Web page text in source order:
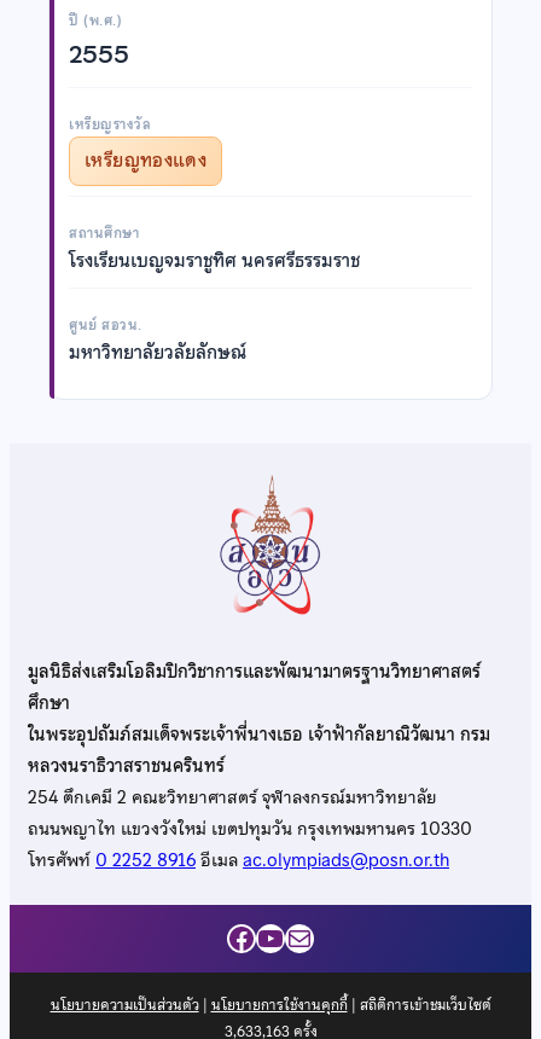
ปี (พ.ศ.)
2555
เหรียญรางวัล
เหรียญทองแดง
สถานศึกษา
โรงเรียนเบญจมราชูทิศ นครศรีธรรมราช
ศูนย์ สอวน.
มหาวิทยาลัยวลัยลักษณ์
มูลนิธิส่งเสริมโอลิมปิกวิชาการและพัฒนามาตรฐานวิทยาศาสตร์
ศึกษา
ในพระอุปถัมภ์สมเด็จพระเจ้าพี่นางเธอ เจ้าฟ้ากัลยาณิวัฒนา กรม
หลวงนราธิวาสราชนครินทร์
254 ตึกเคมี 2 คณะวิทยาศาสตร์ จุฬาลงกรณ์มหาวิทยาลัย
ถนนพญาไท แขวงวังใหม่ เขตปทุมวัน กรุงเทพมหานคร 10330
โทรศัพท์0 2252 8916อีเมลac.olympiads@posn.or.th
Facebook
YouTube
Mail
นโยบายความเป็นส่วนตัว| นโยบายการใช้งานคุกกี้| สถิติการเข้าชมเว็บไซต์
3,633,163ครั้ง